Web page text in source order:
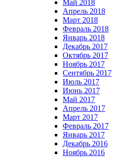
Май 2018
Апрель 2018
Март 2018
Февраль 2018
Январь 2018
Декабрь 2017
Октябрь 2017
Ноябрь 2017
Сентябрь 2017
Июль 2017
Июнь 2017
Май 2017
Апрель 2017
Март 2017
Февраль 2017
Январь 2017
Декабрь 2016
Ноябрь 2016